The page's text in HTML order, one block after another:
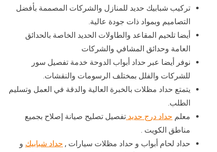
تركيب شبابيك حديد للمنازل والشركات المصممة بأفضل
التصاميم وبمواد ذات جودة عالية.
أيضا تلحيم المقاعد والطاولات الحديد الخاصة بالحدائق
العامة وحدائق المشافي والشركات
نوفر أيضا عبر حداد أبواب الدوحة خدمة تفصيل سور
للشركات والفلل بمختلف الرسومات والنقشات.
يتمتع حداد مظلات بالخبرة العالية والدقة في العمل وتسليم
الطلب.
معلم حداد درج حديد تفصيل تصليح صيانة إصلاح بجميع
مناطق الكويت .
حداد لحام أبواب و حداد مظلات سيارات , حداد شبابيك و